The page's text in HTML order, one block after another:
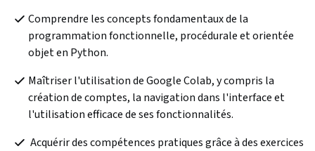
Comprendre les concepts fondamentaux de la
programmation fonctionnelle, procédurale et orientée
objet en Python.
Maîtriser l'utilisation de Google Colab, y compris la
création de comptes, la navigation dans l'interface et
l'utilisation efficace de ses fonctionnalités.